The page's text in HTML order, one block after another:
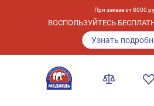
При заказе от 8000
ВОСПОЛЬЗУЙТЕСЬ
Узнать